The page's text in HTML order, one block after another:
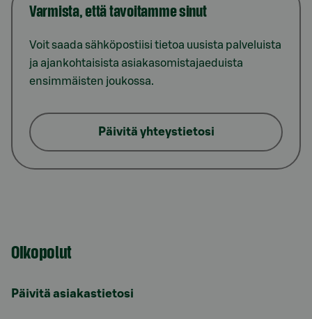
Varmista, että tavoitamme sinut
Voit saada sähköpostiisi tietoa uusista palveluista
ja ajankohtaisista asiakasomistajaeduista
ensimmäisten joukossa.
Päivitä yhteystietosi
Oikopolut
Päivitä asiakastietosi